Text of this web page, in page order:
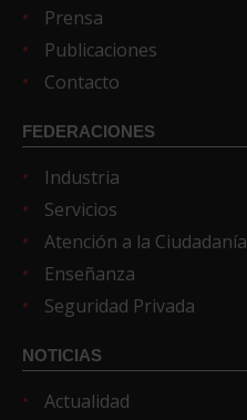
Prensa
Publicaciones
Contacto
FEDERACIONES
Industria
Servicios
Atención a la Ciudadanía
Enseñanza
Seguridad Privada
NOTICIAS
Actualidad